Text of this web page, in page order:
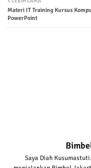
Materi IT Training Kursus
PowerPoint
Saya Diah